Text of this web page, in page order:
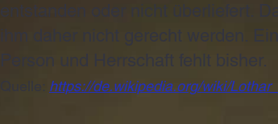
entstanden oder nicht überliefert.
ihm daher nicht gerecht werden.
https://de.wikipedia.org/wiki/